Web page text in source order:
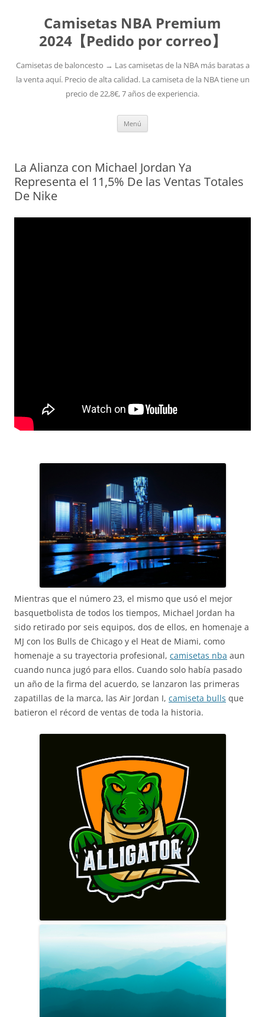
Camisetas NBA Premium
2024【Pedido por correo】
Camisetas de baloncesto → Las camisetas de la NBA más baratas a
la venta aquí. Precio de alta calidad. La camiseta de la NBA tiene un
precio de 22,8€, 7 años de experiencia.
Menú
La Alianza con Michael Jordan Ya
Representa el 11,5% De las Ventas Totales
De Nike
Mientras que el número 23, el mismo que usó el mejor
basquetbolista de todos los tiempos, Michael Jordan ha
sido retirado por seis equipos, dos de ellos, en homenaje a
MJ con los Bulls de Chicago y el Heat de Miami, como
homenaje a su trayectoria profesional, camisetas nba aun
cuando nunca jugó para ellos. Cuando solo había pasado
un año de la firma del acuerdo, se lanzaron las primeras
zapatillas de la marca, las Air Jordan I, camiseta bulls que
batieron el récord de ventas de toda la historia.